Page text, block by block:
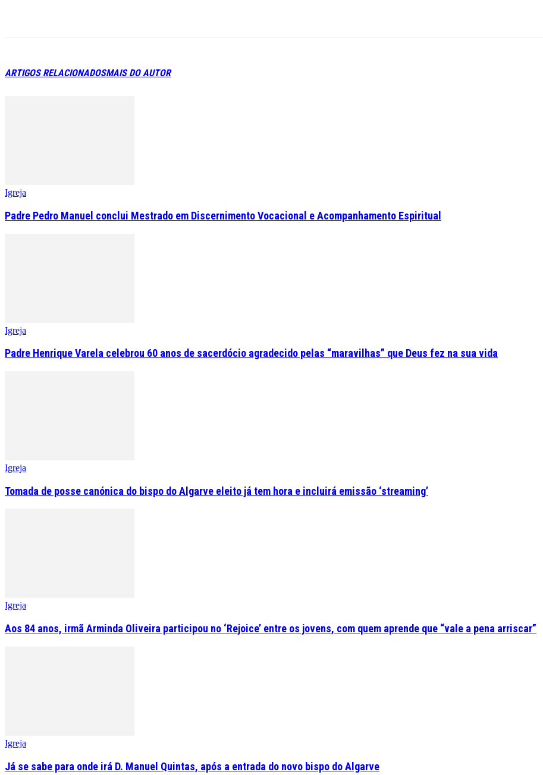
ARTIGOS RELACIONADOSMAIS DO AUTOR
Igreja
Padre Pedro Manuel conclui Mestrado em Discernimento Vocacional e Acompanhamento Espiritual
Igreja
Padre Henrique Varela celebrou 60 anos de sacerdócio agradecido pelas “maravilhas” que Deus fez na sua vida
Igreja
Tomada de posse canónica do bispo do Algarve eleito já tem hora e incluirá emissão ‘streaming’
Igreja
Aos 84 anos, irmã Arminda Oliveira participou no ‘Rejoice’ entre os jovens, com quem aprende que “vale a pena arriscar”
Igreja
Já se sabe para onde irá D. Manuel Quintas, após a entrada do novo bispo do Algarve